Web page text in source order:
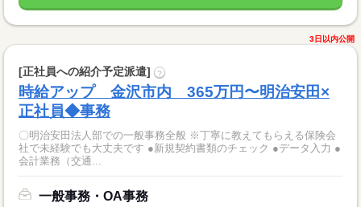
3日以内公開
[正社員への紹介予定派遣] ?
時給アップ 金沢市内 365万円〜明治安田×
正社員◆事務
〇明治安田法人部での一般事務全般 ※丁寧に教えてもらえる保険会
社で未経験でも大丈夫です ●新規契約書類のチェック ●データ入力 ●
会計業務（交通...
一般事務・OA事務